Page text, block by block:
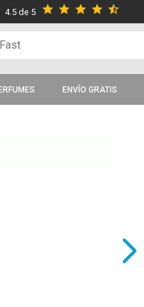
4.5 de 5 star star star star star_half
ENVÍO GRATIS